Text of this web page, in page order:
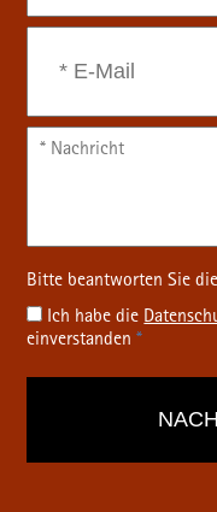
Ich habe die
einverstanden*